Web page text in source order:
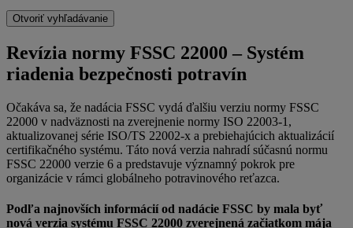
Otvoriť vyhľadávanie
Revízia normy FSSC 22000 – Systém
riadenia bezpečnosti potravín
Očakáva sa, že nadácia FSSC vydá ďalšiu verziu normy FSSC
22000 v nadväznosti na zverejnenie normy ISO 22003-1,
aktualizovanej série ISO/TS 22002-x a prebiehajúcich aktualizácií
certifikačného systému. Táto nová verzia nahradí súčasnú normu
FSSC 22000 verzie 6 a predstavuje významný pokrok pre
organizácie v rámci globálneho potravinového reťazca.
Podľa najnovších informácií od nadácie FSSC by mala byť
nová verzia systému FSSC 22000 zverejnená začiatkom mája